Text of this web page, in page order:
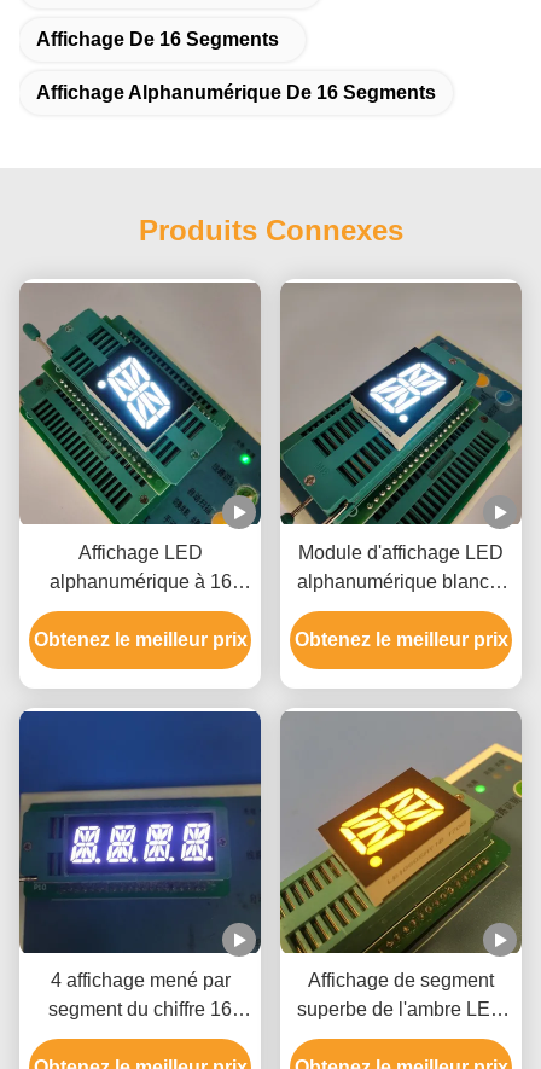
Affichage De 16 Segments
Affichage Alphanumérique De 16 Segments
Produits Connexes
Affichage LED
alphanumérique à 16
segments blanc pour
indicateur d'ascenseur
Obtenez le meilleur prix
Module d'affichage LED
alphanumérique blanc à
16 segments
Obtenez le meilleur prix
4 affichage mené par
segment du chiffre 16
cathode commune de
Affichage de segment
superbe de l'ambre LED
seize 0,8 pouces pour le